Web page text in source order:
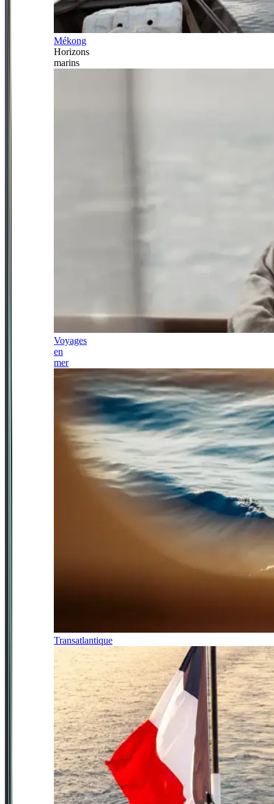
Mékong
Horizons
marins
Voyages
en
mer
Transatlantique